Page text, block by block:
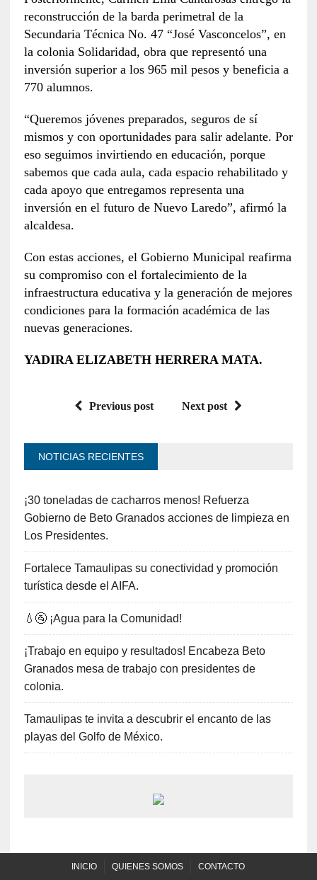
reconstrucción de la barda perimetral de la
Secundaria Técnica No. 47 “José Vasconcelos”, en
la colonia Solidaridad, obra que representó una
inversión superior a los 965 mil pesos y beneficia a
770 alumnos.
“Queremos jóvenes preparados, seguros de sí
mismos y con oportunidades para salir adelante. Por
eso seguimos invirtiendo en educación, porque
sabemos que cada aula, cada espacio rehabilitado y
cada apoyo que entregamos representa una
inversión en el futuro de Nuevo Laredo”, afirmó la
alcaldesa.
Con estas acciones, el Gobierno Municipal reafirma
su compromiso con el fortalecimiento de la
infraestructura educativa y la generación de mejores
condiciones para la formación académica de las
nuevas generaciones.
YADIRA ELIZABETH HERRERA MATA.
Previous post Next post
NOTICIAS RECIENTES
¡30 toneladas de cacharros menos! Refuerza
Gobierno de Beto Granados acciones de limpieza en
Los Presidentes.
Fortalece Tamaulipas su conectividad y promoción
turística desde el AIFA.
💧🚰 ¡Agua para la Comunidad!
¡Trabajo en equipo y resultados! Encabeza Beto
Granados mesa de trabajo con presidentes de
colonia.
Tamaulipas te invita a descubrir el encanto de las
playas del Golfo de México.
INICIO QUIENES SOMOS CONTACTO